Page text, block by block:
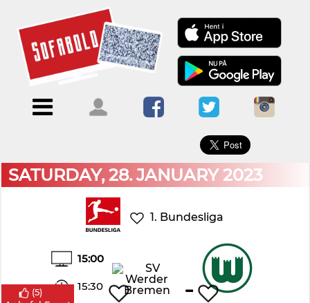
Menu
ForsideKalendere
Blogs
Om
Sofabold
Kontakt
bruger
ind
×
SATURDAY, 28. JANUARY 2023
1. Bundesliga
15:00
15:30 -
(5)